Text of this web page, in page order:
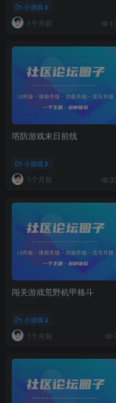
小游戏📱
1个月前
塔防游戏末日前线
小游戏📱
1个月前
闯关游戏荒野机甲格斗
小游戏📱
1个月前